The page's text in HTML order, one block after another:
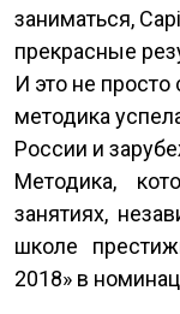
заниматься,
прекрасные
И это не
методика
России и
Методика,
занятиях,
школе
2018» в